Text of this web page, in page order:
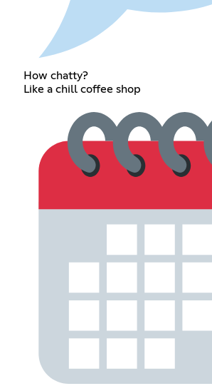
How chatty?
Like a chill coffee shop